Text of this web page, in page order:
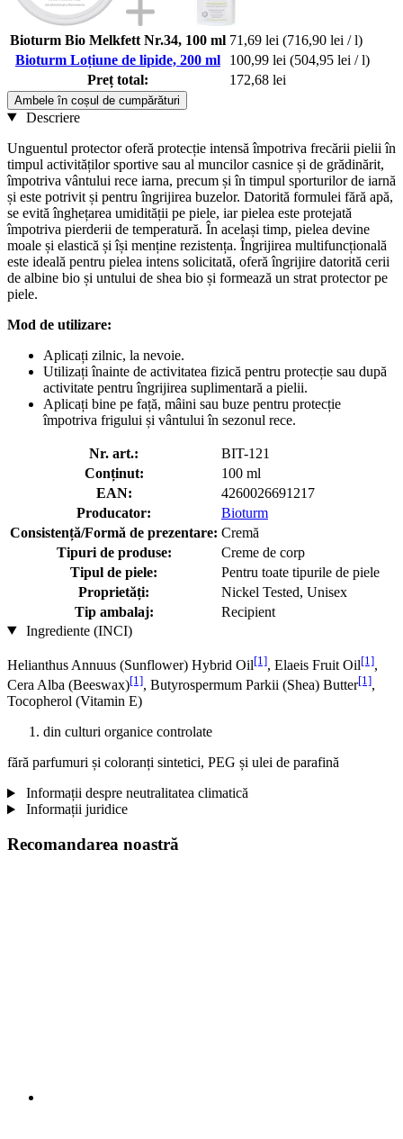
Bioturm Bio Melkfett Nr.34, 100 ml 71,69 lei (716,90 lei / l)
Bioturm Loțiune de lipide, 200 ml
100,99 lei (504,95 lei / l)
Preț total:
172,68 lei
Ambele în coșul de cumpărături
Descriere
Unguentul protector oferă protecție intensă împotriva frecării pielii în
timpul activităților sportive sau al muncilor casnice și de grădinărit,
împotriva vântului rece iarna, precum și în timpul sporturilor de iarnă
și este potrivit și pentru îngrijirea buzelor. Datorită formulei fără apă,
se evită înghețarea umidității pe piele, iar pielea este protejată
împotriva pierderii de temperatură. În același timp, pielea devine
moale și elastică și își menține rezistența. Îngrijirea multifuncțională
este ideală pentru pielea intens solicitată, oferă îngrijire datorită cerii
de albine bio și untului de shea bio și formează un strat protector pe
piele.
Mod de utilizare:
Aplicați zilnic, la nevoie.
Utilizați înainte de activitatea fizică pentru protecție sau după
activitate pentru îngrijirea suplimentară a pielii.
Aplicați bine pe față, mâini sau buze pentru protecție
împotriva frigului și vântului în sezonul rece.
Nr. art.:
BIT-121
Conținut:
100 ml
EAN:
4260026691217
Producator:
Bioturm
Consistență/Formă de prezentare: Cremă
Tipuri de produse:
Creme de corp
Tipul de piele:
Pentru toate tipurile de piele
Proprietăți:
Nickel Tested, Unisex
Tip ambalaj:
Recipient
Ingrediente (INCI)
Helianthus Annuus (Sunflower) Hybrid Oil[1], Elaeis Fruit Oil[1],
Cera Alba (Beeswax)[1], Butyrospermum Parkii (Shea) Butter[1],
Tocopherol (Vitamin E)
din culturi organice controlate
fără parfumuri și coloranți sintetici, PEG și ulei de parafină
Informații despre neutralitatea climatică
Informații juridice
Recomandarea noastră